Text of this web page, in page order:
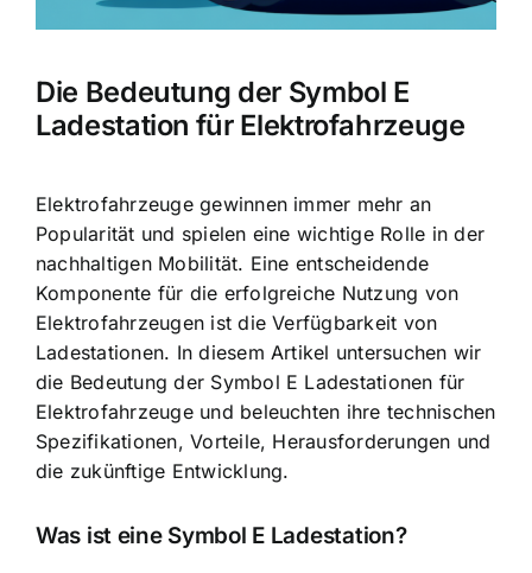
Die Bedeutung der Symbol E
Ladestation für Elektrofahrzeuge
Elektrofahrzeuge gewinnen immer mehr an
Popularität und spielen eine wichtige Rolle in der
nachhaltigen Mobilität. Eine entscheidende
Komponente für die erfolgreiche Nutzung von
Elektrofahrzeugen ist dieVerfügbarkeit von
Ladestationen. In diesem Artikel untersuchen wir
die Bedeutung der Symbol E Ladestationen für
Elektrofahrzeuge und beleuchten ihre technischen
Spezifikationen, Vorteile, Herausforderungen und
die zukünftige Entwicklung.
Was ist eine Symbol E Ladestation?